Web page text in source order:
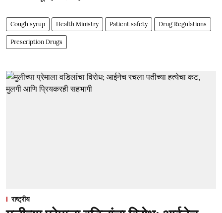
Cough syrup Health Ministry Patient safety Drug Regulations
Prescription Drugs
राष्ट्रीय